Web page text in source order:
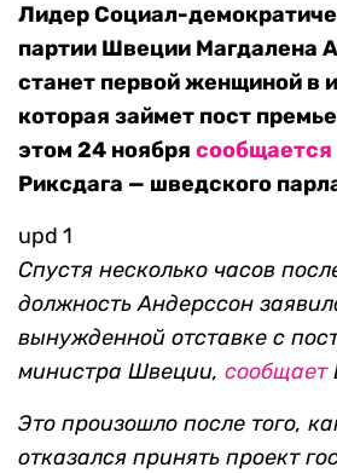
Лидер Социал-
партии Швеции Магдалена
станет первой женщиной в
которая займет пост
этом 24 ноября сообщается
Риксдага — шведского
upd 1
Спустя несколько часов
должность Андерссон
вынужденной отставке с
министра Швеции, сообщает
Это произошло после того,
отказался принять проект